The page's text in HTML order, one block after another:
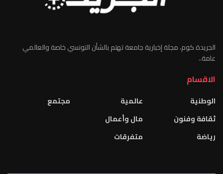
الجريدة كوم، مجلة إخبارية جامعة تهتم بالشأن التونسي خاصة والعالمي
عامة..
الاقسام
الوطنية
ثقافة وفنون
رياضة
عالمية
مال وأعمال
متفرقات
مجتمع